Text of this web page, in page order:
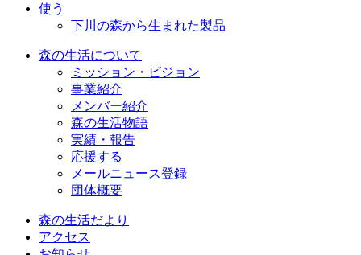
使う
下川の森から生まれた製品
森の生活について
ミッション・ビジョン
事業紹介
メンバー紹介
森の生活物語
実績・報告
応援する
メールニュース登録
団体概要
森の生活だより
アクセス